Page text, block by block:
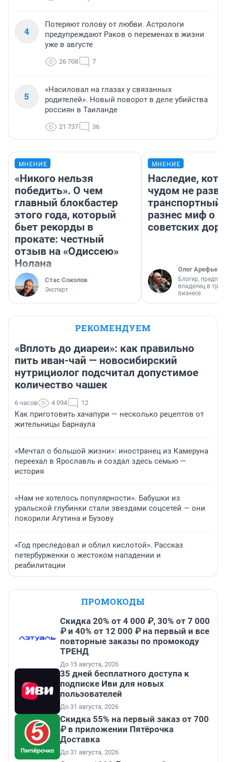
4
Потеряют голову от любви. Астрологи
предупреждают Раков о переменах в жизни
уже в августе
26 708 7
5
«Насиловал на глазах у связанных
родителей». Новый поворот в деле убийства
россиян в Таиланде
21 737 36
МНЕНИЕ
«Никого нельзя
победить». О чем
главный блокбастер
этого года, который
бьет рекорды в
прокате: честный
отзыв на «Одиссею»
Нолана
Стас Соколов
Эксперт
МНЕНИЕ
Наследие,
чудом не
транспортный
разнес миф о
советских
Олег Арефьев
Блогер,
владелец в
бизнесе
РЕКОМЕНДУЕМ
«Вплоть до диареи»: как правильно
пить иван-чай — новосибирский
нутрициолог подсчитал допустимое
количество чашек
6 часов 4 094 12
Как приготовить хачапури — несколько рецептов от
жительницы Барнаула
«Мечтал о большой жизни»: иностранец из Камеруна
переехал в Ярославль и создал здесь семью —
история
«Нам не хотелось популярности». Бабушки из
уральской глубинки стали звездами соцсетей — они
покорили Агутина и Бузову
«Год преследовал и облил кислотой». Рассказ
петербурженки о жестоком нападении и
реабилитации
ПРОМОКОДЫ
Скидка 20% от 4 000 ₽, 30% от 7 000
₽ и 40% от 12 000 ₽ на первый и все
повторные заказы по промокоду
ТРЕНД
До 15 августа, 2026
35 дней бесплатного доступа к
подписке Иви для новых
пользователей
До 31 августа, 2026
Скидка 55% на первый заказ от 700
₽ в приложении Пятёрочка
Доставка
До 31 августа, 2026